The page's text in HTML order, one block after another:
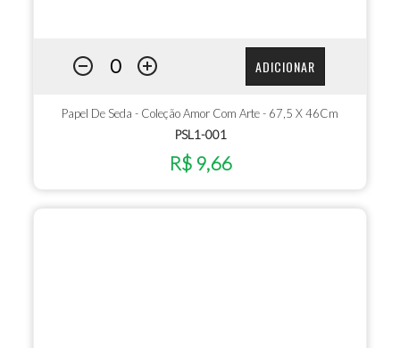
ADICIONAR
Papel De Seda - Coleção Amor Com Arte - 67,5 X 46Cm
PSL1-001
R$ 9,66